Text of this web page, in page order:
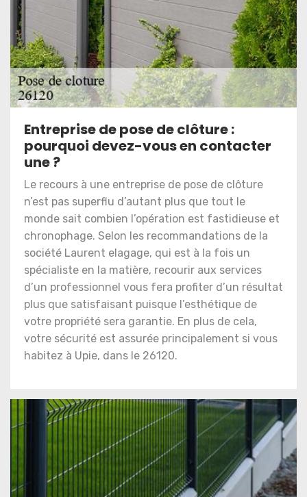
Entreprise de pose de clôture :
pourquoi devez-vous en contacter
une ?
Le recours à une entreprise de pose de clôture
n’est pas superflu d’autant plus que tout le
monde sait combien l’opération est fastidieuse et
chronophage. Selon les recommandations de la
société Laurent elagage, qui est à la fois un
spécialiste en la matière, recourir aux services
d’un professionnel vous fera profiter d’un résultat
plus que satisfaisant puisque l’esthétique de
votre propriété sera garantie. En plus de cela,
votre sécurité est assurée principalement si vous
habitez à Upie, dans le 26120.